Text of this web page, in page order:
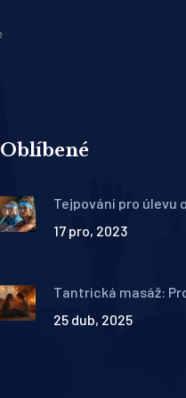
Oblíbené
Tejpování pro úlevu
terapeutickým
17 pro, 2023
Tantrická masáž:
25 dub, 2025